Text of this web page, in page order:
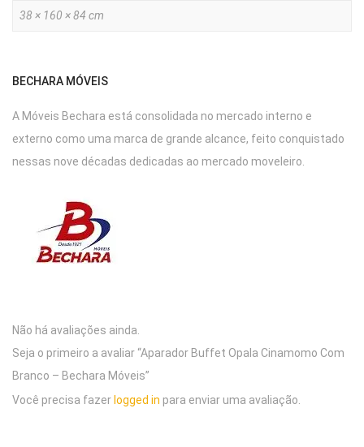
38 × 160 × 84 cm
BECHARA MÓVEIS
A Móveis Bechara está consolidada no mercado interno e
externo como uma marca de grande alcance, feito conquistado
nessas nove décadas dedicadas ao mercado moveleiro.
Não há avaliações ainda.
Seja o primeiro a avaliar “Aparador Buffet Opala Cinamomo Com
Branco – Bechara Móveis”
Você precisa fazer logged in para enviar uma avaliação.